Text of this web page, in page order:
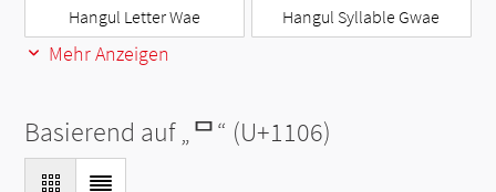
Hangul Letter Wae Hangul Syllable Gwae
Mehr Anzeigen
Basierend auf „ᄆ“ (U+1106)